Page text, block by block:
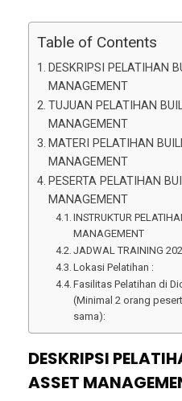
Table of Contents
DESKRIPSI PELATIHAN
MANAGEMENT
TUJUAN PELATIHAN
MANAGEMENT
MATERI PELATIHAN
MANAGEMENT
PESERTA PELATIHAN
MANAGEMENT
INSTRUKTUR
MANAGEMENT
JADWAL TRAINING
Lokasi Pelatihan :
Fasilitas Pelatihan di
(Minimal 2 orang
sama):
DESKRIPSI
ASSET